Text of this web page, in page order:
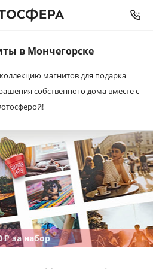
в Мончегорске
магнитов для подарка
собственного дома вместе с
₽за набор